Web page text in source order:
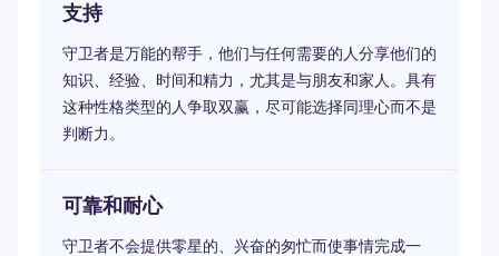
支持
守卫者是万能的帮手，他们与任何需要的人分享他们的
知识、经验、时间和精力，尤其是与朋友和家人。具有
这种性格类型的人争取双赢，尽可能选择同理心而不是
判断力。
可靠和耐心
守卫者不会提供零星的、兴奋的匆忙而使事情完成一